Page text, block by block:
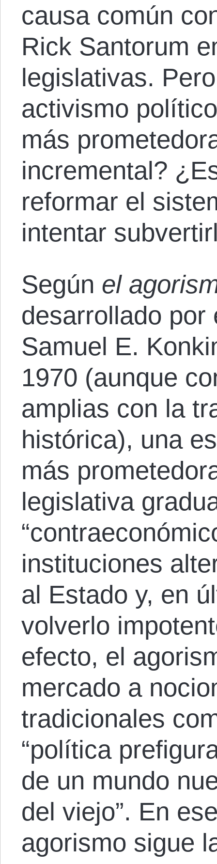
causa común
Rick Santorum
legislativas.
activismo
más
incremental?
reformar el
intentar
Según el
desarrollado por
Samuel E.
1970 (aunque
amplias con la
histórica), una
más
legislativa
instituciones
al Estado y, en
volverlo
efecto, el
mercado a
tradicionales
“política
de un mundo
del viejo”. En
agorismo sigue